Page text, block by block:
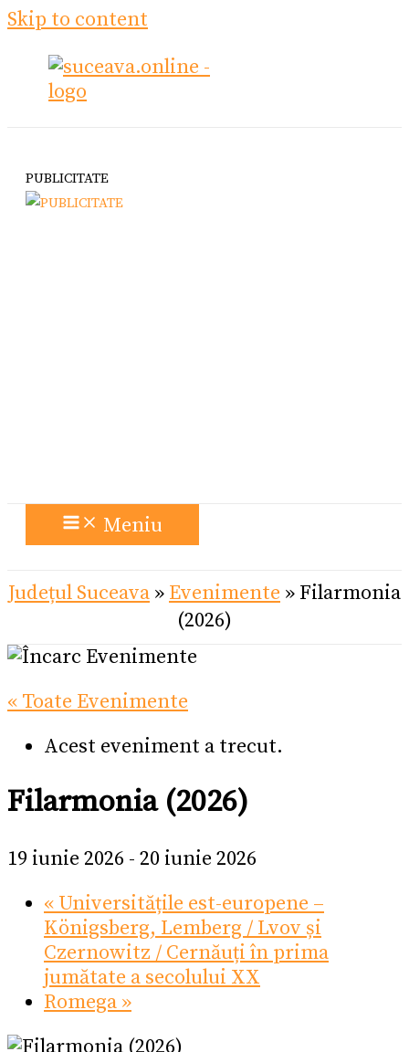
Skip to content
PUBLICITATE
Meniu
Județul Suceava » Evenimente » Filarmonia
(2026)
« Toate Evenimente
Acest eveniment a trecut.
Filarmonia (2026)
19 iunie 2026 - 20 iunie 2026
« Universitățile est-europene –
Königsberg, Lemberg / Lvov și
Czernowitz / Cernăuți în prima
jumătate a secolului XX
Romega »